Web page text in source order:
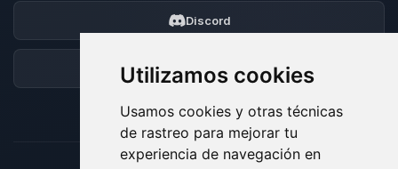
Utilizamos cookies
Usamos cookies y otras técnicas
de rastreo para mejorar tu
experiencia de navegación en
Discord
Foro